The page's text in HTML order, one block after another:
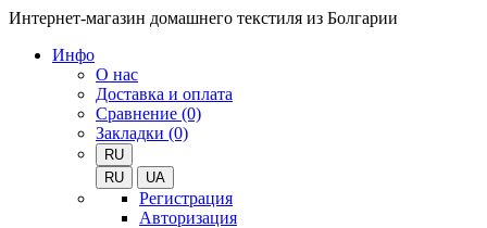
Интернет-магазин домашнего текстиля из Болгарии
Инфо
О нас
Доставка и оплата
Сравнение (0)
Закладки (0)
RU
RU
UA
Регистрация
Авторизация